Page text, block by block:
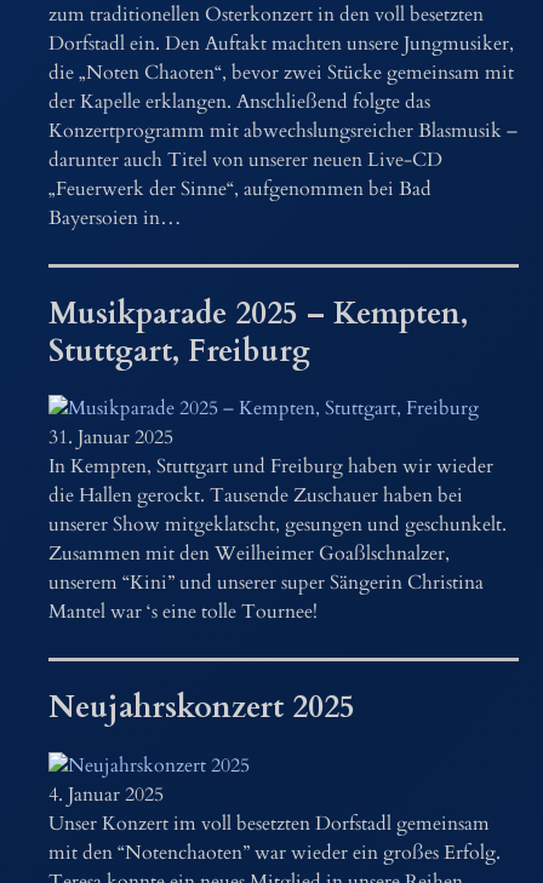
zum traditionellen Osterkonzert in den voll besetzten
Dorfstadl ein. Den Auftakt machten unsere Jungmusiker,
die „Noten Chaoten“, bevor zwei Stücke gemeinsam mit
der Kapelle erklangen. Anschließend folgte das
Konzertprogramm mit abwechslungsreicher Blasmusik –
darunter auch Titel von unserer neuen Live-CD
„Feuerwerk der Sinne“, aufgenommen bei Bad
Bayersoien in…
Musikparade 2025 – Kempten,
Stuttgart, Freiburg
31. Januar 2025
In Kempten, Stuttgart und Freiburg haben wir wieder
die Hallen gerockt. Tausende Zuschauer haben bei
unserer Show mitgeklatscht, gesungen und geschunkelt.
Zusammen mit den Weilheimer Goaßlschnalzer,
unserem “Kini” und unserer super Sängerin Christina
Mantel war ‘s eine tolle Tournee!
Neujahrskonzert 2025
4. Januar 2025
Unser Konzert im voll besetzten Dorfstadl gemeinsam
mit den “Notenchaoten” war wieder ein großes Erfolg.